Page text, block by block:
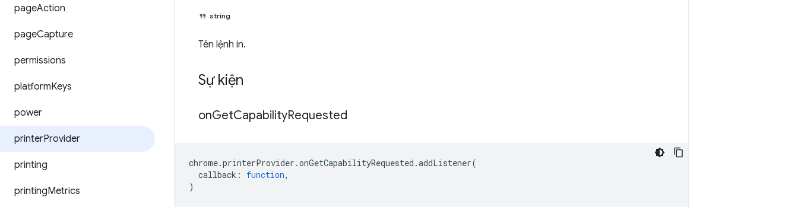
pageAction
pageCapture
permissions
platformKeys
power
printerProvider
printing
printingMetrics
string
Tên lệnh in.
Sự kiện
onGetCapabilityRequested
chrome.printerProvider .onGetCapabilityRequested .addListener(
callback : function,
)